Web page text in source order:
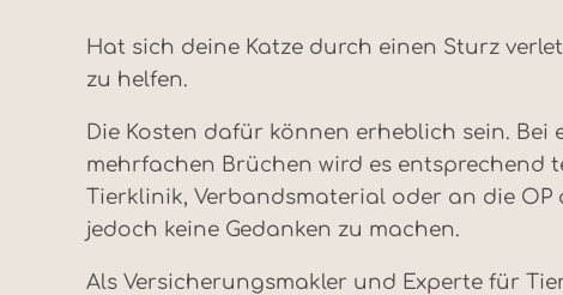
Hat sich deine Katze durch einen Sturz
zu helfen.
Die Kosten dafür können erheblich sein.
mehrfachen Brüchen wird es entsprechend
Tierklinik, Verbandsmaterial oder an die
jedoch keine Gedanken zu machen.
Als Versicherungsmakler und Experte für